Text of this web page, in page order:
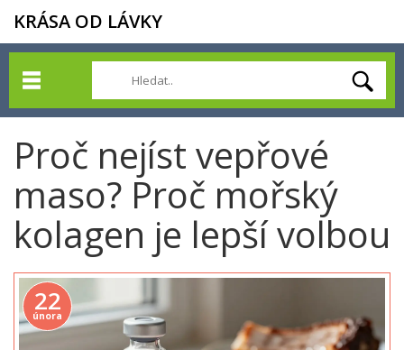
KRÁSA OD LÁVKY
Proč nejíst vepřové
maso? Proč mořský
kolagen je lepší volbou
22
února